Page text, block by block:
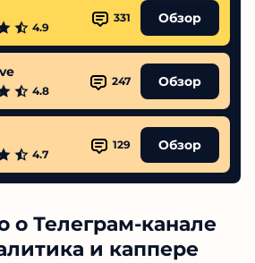
4.9
Обзор
4.8
Обзор
4.7
Обзор
о Телеграм-канале